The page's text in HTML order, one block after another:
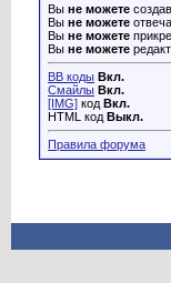
Вы не можете
Вы не можете
Вы не можете
Вы не можете
BB коды Вкл.
Смайлы Вкл.
[IMG] код Вкл.
HTML код Выкл.
Правила форума